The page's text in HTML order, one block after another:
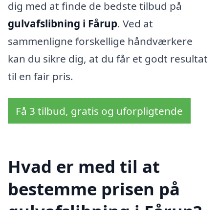
dig med at finde de bedste tilbud på
gulvafslibning i Fårup. Ved at
sammenligne forskellige håndværkere
kan du sikre dig, at du får et godt resultat
til en fair pris.
Få 3 tilbud, gratis og uforpligtende
Hvad er med til at
bestemme prisen på